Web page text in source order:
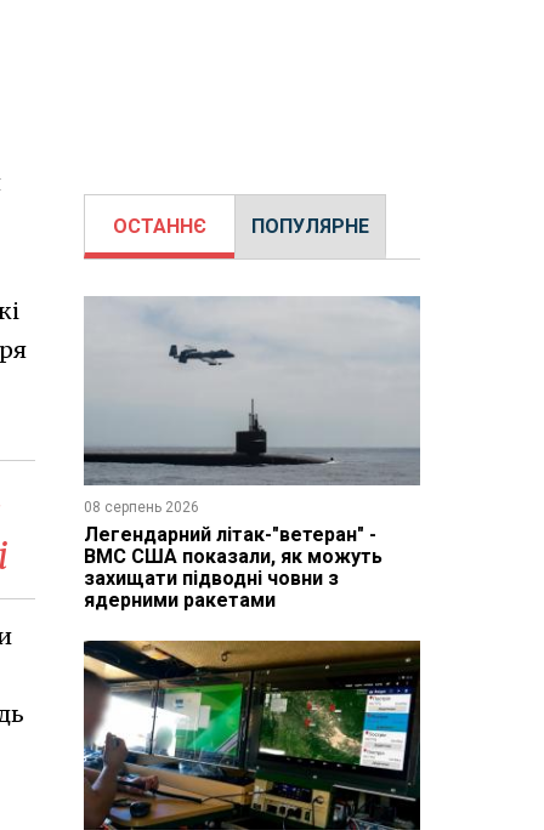
ОСТАННЄ ПОПУЛЯРНЕ
08 серпень 2026
Легендарний літак-"ветеран" -
ВМС США показали, як можуть
захищати підводні човни з
ядерними ракетами